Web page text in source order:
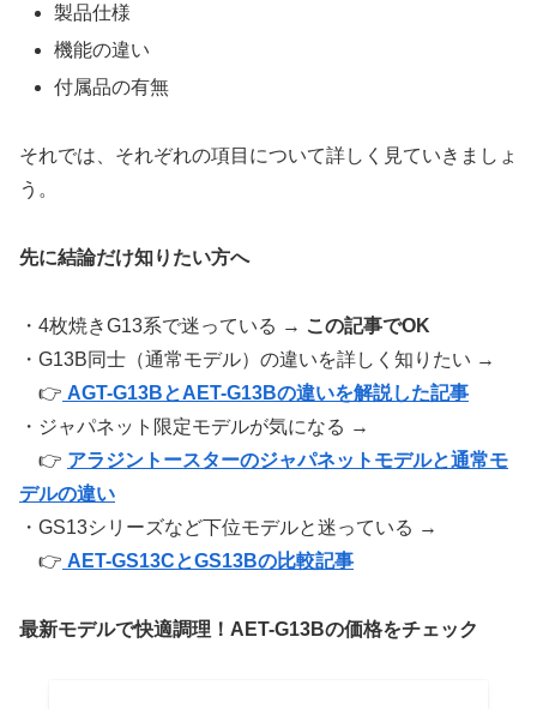
製品仕様
機能の違い
付属品の有無
それでは、それぞれの項目について詳しく見ていきましょ
う。
先に結論だけ知りたい方へ
・4枚焼きG13系で迷っている → この記事でOK
・G13B同士（通常モデル）の違いを詳しく知りたい →
👉 AGT-G13BとAET-G13Bの違いを解説した記事
・ジャパネット限定モデルが気になる →
👉 アラジントースターのジャパネットモデルと通常モ
デルの違い
・GS13シリーズなど下位モデルと迷っている →
👉 AET-GS13CとGS13Bの比較記事
最新モデルで快適調理！AET-G13Bの価格をチェック